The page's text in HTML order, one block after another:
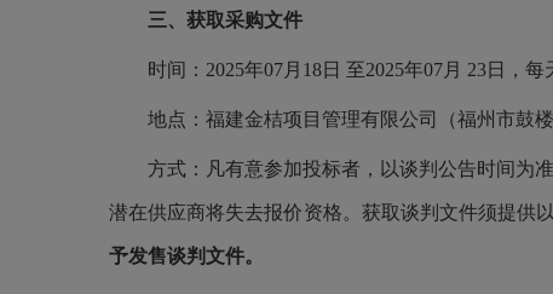
三、获取采购文件
时间：2025年07月18日 至2025年07月 23日，每
地点：福建金桔项目管理有限公司（福州市鼓楼
方式：凡有意参加投标者，以谈判公告时间为准
潜在供应商将失去报价资格。获取谈判文件须提供
予发售谈判文件。